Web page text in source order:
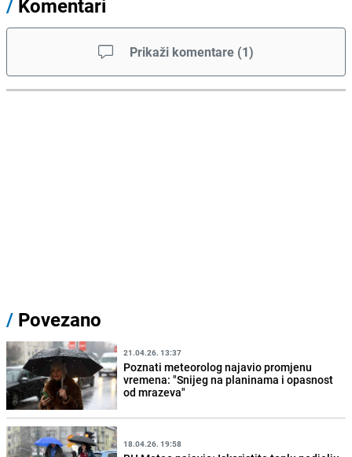
/ Komentari
Prikaži komentare (1)
/ Povezano
21.04.26. 13:37
Poznati meteorolog najavio promjenu
vremena: "Snijeg na planinama i opasnost
od mrazeva"
18.04.26. 19:58